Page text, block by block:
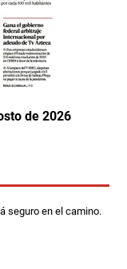
de 2026
seguro en el camino.